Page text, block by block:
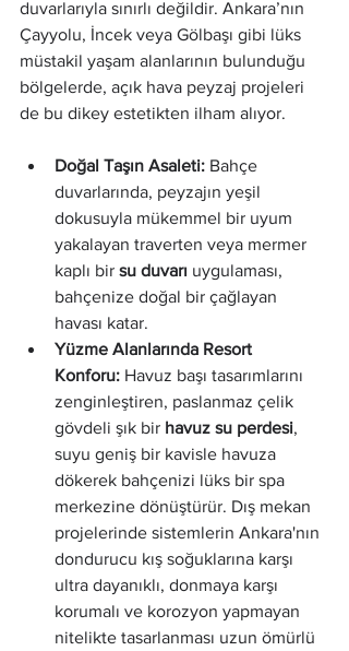
duvarlarıyla sınırlı değildir. Ankara’nın
Çayyolu, İncek veya Gölbaşı gibi lüks
müstakil yaşam alanlarının bulunduğu
bölgelerde, açık hava peyzaj projeleri
de bu dikey estetikten ilham alıyor.
Doğal Taşın Asaleti: Bahçe
duvarlarında, peyzajın yeşil
dokusuyla mükemmel bir uyum
yakalayan traverten veya mermer
kaplı bir su duvarı uygulaması,
bahçenize doğal bir çağlayan
havası katar.
Yüzme Alanlarında Resort
Konforu: Havuz başı tasarımlarını
zenginleştiren, paslanmaz çelik
gövdeli şık bir havuz su perdesi,
suyu geniş bir kavisle havuza
dökerek bahçenizi lüks bir spa
merkezine dönüştürür. Dış mekan
projelerinde sistemlerin Ankara'nın
dondurucu kış soğuklarına karşı
ultra dayanıklı, donmaya karşı
korumalı ve korozyon yapmayan
nitelikte tasarlanması uzun ömürlü